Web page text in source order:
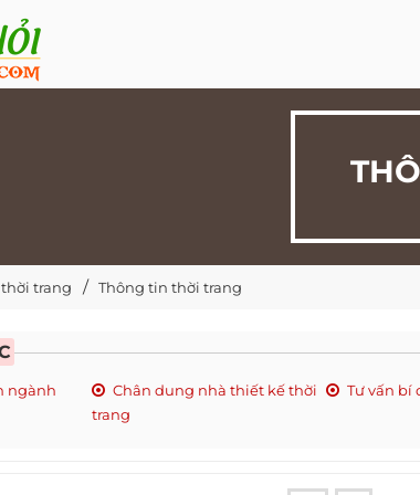
trang Thông tin thời trang
ngành
Chân dung nhà thiết kế thời
trang
Tư vấn bí